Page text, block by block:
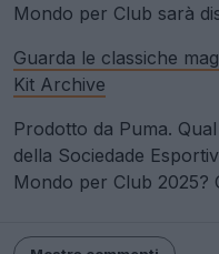
Mondo per Club sarà
Guarda le classiche
Kit Archive
Prodotto da Puma.
della Sociedade
Mondo per Club 2025?